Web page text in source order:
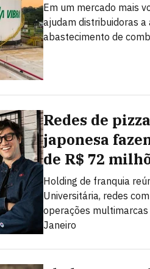
Em um mercado mais
ajudam distribuidoras
abastecimento de
Redes de
japonesa
de R$ 72
Holding de franquia
Universitária, redes
operações
Janeiro